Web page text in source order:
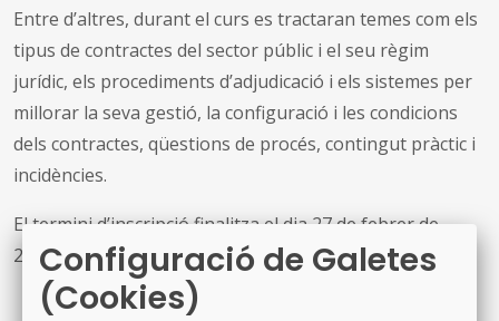
Entre d’altres, durant el curs es tractaran temes com els
tipus de contractes del sector públic i el seu règim
jurídic, els procediments d’adjudicació i els sistemes per
millorar la seva gestió, la configuració i les condicions
dels contractes, qüestions de procés, contingut pràctic i
incidències.
El termini d’inscripció finalitza el dia 27 de febrer de
2024.Configuració de Galetes
(Cookies)